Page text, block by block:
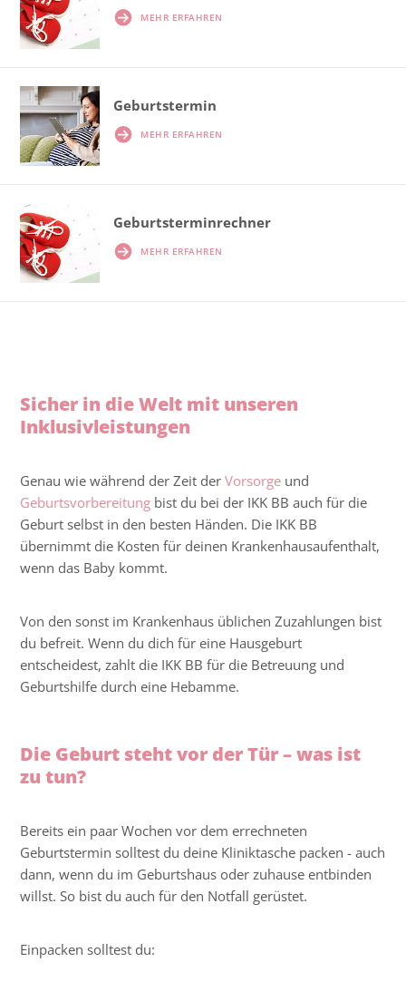
MEHR ERFAHREN
Geburtstermin
MEHR ERFAHREN
Geburtsterminrechner
MEHR ERFAHREN
Sicher in die Welt mit unseren
Inklusivleistungen
Genau wie während der Zeit derVorsorge und
Geburtsvorbereitung bist du bei der IKK BB auch für die
Geburt selbst in den besten Händen. Die IKK BB
übernimmt die Kosten für deinen Krankenhausaufenthalt,
wenn das Baby kommt.
Von den sonst im Krankenhaus üblichen Zuzahlungen bist
du befreit. Wenn du dich für eine Hausgeburt
entscheidest, zahlt die IKK BB für die Betreuung und
Geburtshilfe durch eine Hebamme.
Die Geburt steht vor der Tür – was ist
zu tun?
Bereits ein paar Wochen vor dem errechneten
Geburtstermin solltest du deine Kliniktasche packen - auch
dann, wenn du im Geburtshaus oder zuhause entbinden
willst. So bist du auch für den Notfall gerüstet.
Einpacken solltest du: